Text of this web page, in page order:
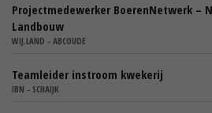
Projectmedewerker BoerenNetwerk –
Landbouw
WIJ.LAND - ABCOUDE
Teamleider instroom kwekerij
IBN - SCHAIJK